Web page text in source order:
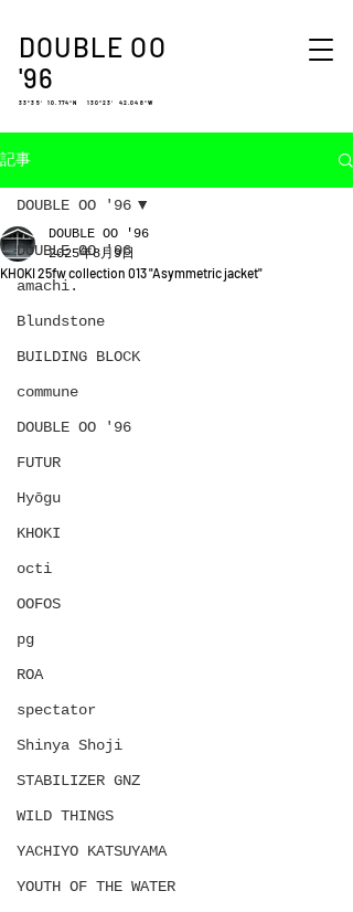
DOUBLE OO
'96
33°35′ 10.774″N 130°23′ 42.048″W
記事
DOUBLE OO '96
amachi.
Blundstone
BUILDING BLOCK
commune
DOUBLE OO '96
FUTUR
Hyōgu
KHOKI
octi
OOFOS
pg
ROA
spectator
Shinya Shoji
STABILIZER GNZ
WILD THINGS
YACHIYO KATSUYAMA
YOUTH OF THE WATER
DOUBLE OO '96
KHOKI 25fw collection 013 "Asymmetric jacket"
DOUBLE OO '96
2025年8月9日